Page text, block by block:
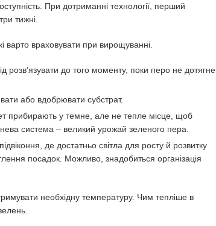
При дотриманні технології, перший
тижні.
варто враховувати при вирощуванні.
розв’язувати до того моменту, поки перо не дотягне
або вдобрювати субстрат.
прибирають у темне, але не тепле місце, щоб
система – великий урожай зеленого пера.
де достатньо світла для росту й розвитку
посадок. Можливо, знадобиться організація
необхідну температуру. Чим тепліше в